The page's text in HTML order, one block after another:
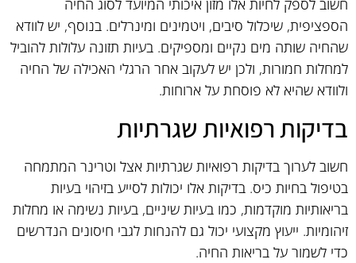
חשוב לספק לחיות אלו מזון איכותי המיועד לסוג החיה
הספציפית, שיכלול סיבים, ויטמינים ומינרלים. בנוסף, יש לוודא
שהחיה שותה מים נקיים ומספיקים. בעיות תזונה עלולות להוביל
למחלות חמורות, ולכן יש לעקוב אחר הרגלי האכילה של החיה
ולוודא שהיא לא פוסחת על ארוחות.
בדיקות רפואיות שגרתיות
חשוב לערוך בדיקות רפואיות שגרתיות אצל וטרינר המתמחה
בטיפול בחיות כיס. בדיקות אלו יכולות לסייע בזיהוי בעיות
בריאותיות מוקדמות, כמו בעיות שיניים, בעיות נשימה או מחלות
זיהומיות. ייעוץ מקצועי יכול גם להנחות לגבי חיסונים הנדרשים
כדי לשמור על בריאות החיה.